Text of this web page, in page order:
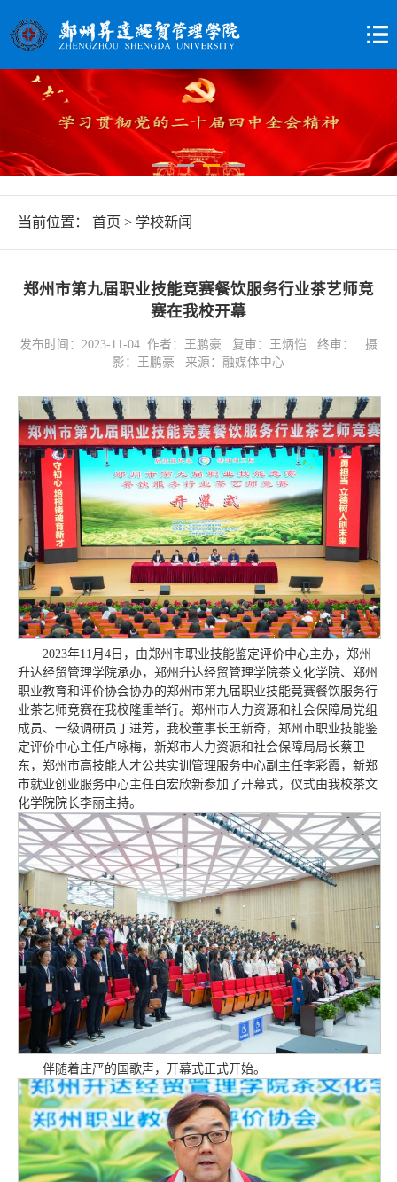
当前位置： 首页 > 学校新闻
郑州市第九届职业技能竞赛餐饮服务行业茶艺师竞
赛在我校开幕
发布时间：2023-11-04 作者：王鹏豪 复审：王炳恺 终审： 摄
影：王鹏豪 来源：融媒体中心
2023年11月4日，由郑州市职业技能鉴定评价中心主办，郑州
升达经贸管理学院承办，郑州升达经贸管理学院茶文化学院、郑州
职业教育和评价协会协办的郑州市第九届职业技能竟赛餐饮服务行
业茶艺师竞赛在我校隆重举行。郑州市人力资源和社会保障局党组
成员、一级调研员丁进芳，我校董事长王新奇，郑州市职业技能鉴
定评价中心主任卢咏梅，新郑市人力资源和社会保障局局长蔡卫
东，郑州市高技能人才公共实训管理服务中心副主任李彩霞，新郑
市就业创业服务中心主任白宏欣新参加了开幕式，仪式由我校茶文
化学院院长李丽主持。
伴随着庄严的国歌声，开幕式正式开始。